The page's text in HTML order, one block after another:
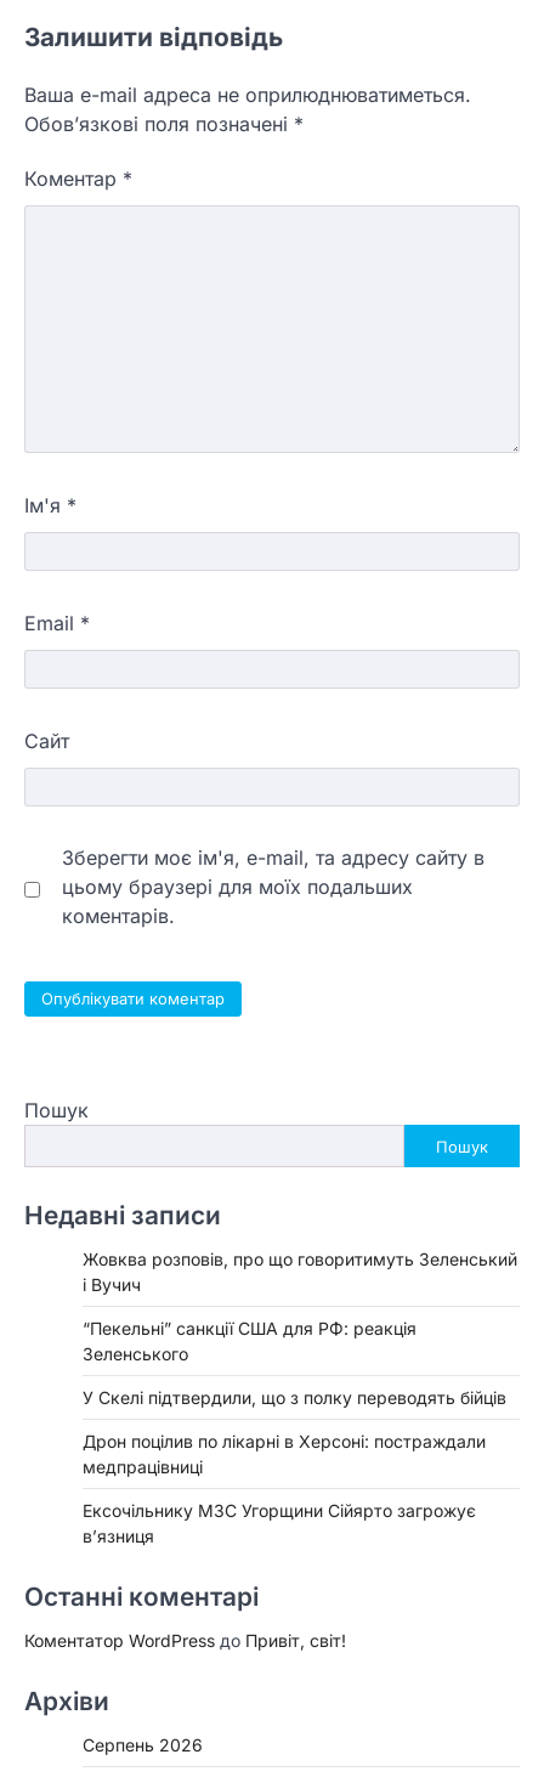
Залишити відповідь
Ваша e-mail адреса не оприлюднюватиметься.
Обов’язкові поля позначені *
Коментар *
Ім'я *
Email *
Сайт
Зберегти моє ім'я, e-mail, та адресу сайту в
цьому браузері для моїх подальших
коментарів.
Пошук
Пошук
Недавні записи
Жовква розповів, про що говоритимуть Зеленський
і Вучич
“Пекельні” санкції США для РФ: реакція
Зеленського
У Скелі підтвердили, що з полку переводять бійців
Дрон поцілив по лікарні в Херсоні: постраждали
медпрацівниці
Ексочільнику МЗС Угорщини Сійярто загрожує
в’язниця
Останні коментарі
Коментатор WordPress до Привіт, світ!
Архіви
Серпень 2026